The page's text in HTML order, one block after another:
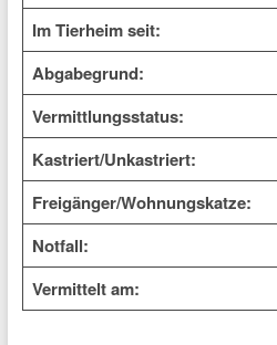
Im Tierheim seit:
Abgabegrund:
Vermittlungsstatus:
Kastriert/Unkastriert:
Freigänger/Wohnungskatze:
Notfall:
Vermittelt am: